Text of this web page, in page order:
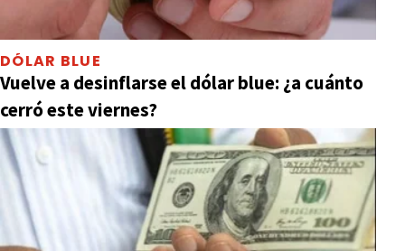
DÓLAR BLUE
Vuelve a desinflarse el dólar blue: ¿a cuánto
cerró este viernes?